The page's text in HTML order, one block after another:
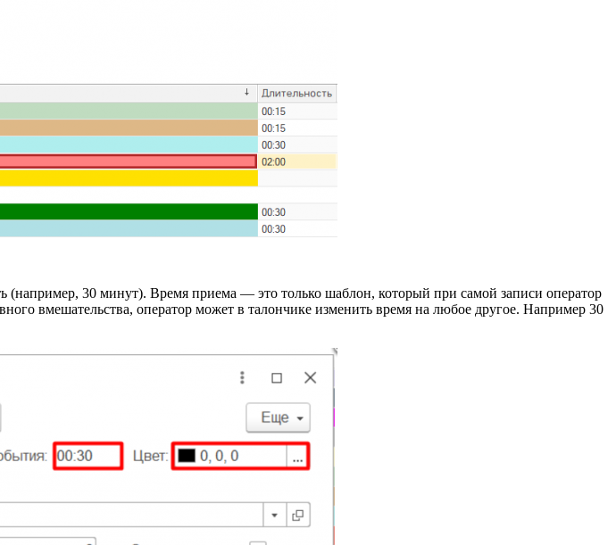
30 минут). Время приема — это только шаблон, который при самой записи оператор
вмешательства, оператор может в талончике изменить время на любое другое. Например 30